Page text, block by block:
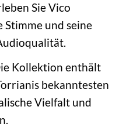
Sie Vico
und seine
Kollektion enthält
bekanntesten
Vielfalt und